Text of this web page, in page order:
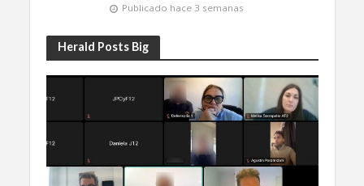
Publicado hace 3 semanas
Herald Posts Big